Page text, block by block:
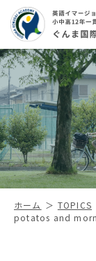
GKAについ
プレスクー
初等部
中高等部
ホーム TOPICS
potatos and